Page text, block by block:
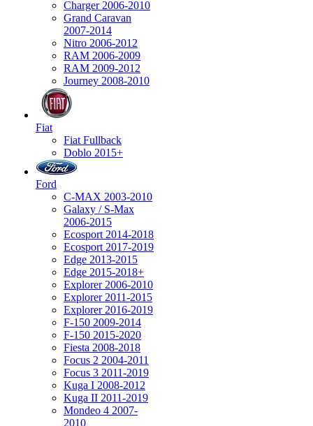
Charger 2006-2010
Grand Caravan
2007-2014
Nitro 2006-2012
RAM 2006-2009
RAM 2009-2012
Journey 2008-2010
Fiat
Fiat Fullback
Doblo 2015+
Ford
C-MAX 2003-2010
Galaxy / S-Max
2006-2015
Ecosport 2014-2018
Ecosport 2017-2019
Edge 2013-2015
Edge 2015-2018+
Explorer 2006-2010
Explorer 2011-2015
Explorer 2016-2019
F-150 2009-2014
F-150 2015-2020
Fiesta 2008-2018
Focus 2 2004-2011
Focus 3 2011-2019
Kuga I 2008-2012
Kuga II 2011-2019
Mondeo 4 2007-
2010